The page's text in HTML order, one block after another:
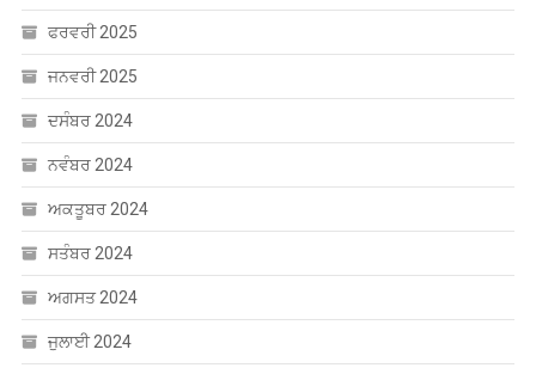
ਫਰਵਰੀ 2025
ਜਨਵਰੀ 2025
ਦਸੰਬਰ 2024
ਨਵੰਬਰ 2024
ਅਕਤੂਬਰ 2024
ਸਤੰਬਰ 2024
ਅਗਸਤ 2024
ਜੁਲਾਈ 2024